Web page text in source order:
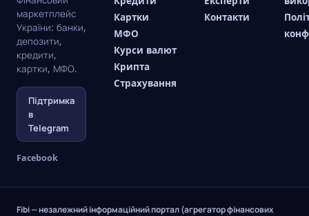
маркетплейс
України: банки,
депозити,
кредити,
картки, МФО.
Підтримка
в
Telegram
Facebook
Картки
МФО
Курси валют
Крипта
Страхування
Контакти
Fibi — незалежний інформаційний портал (агрегатор фінансових